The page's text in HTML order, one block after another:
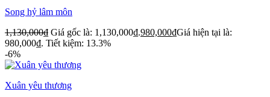
Song hỷ lâm môn
1,130,000₫ Giá gốc là: 1,130,000₫.980,000₫Giá hiện tại là:
980,000₫. Tiết kiệm: 13.3%
-6%
Xuân yêu thương